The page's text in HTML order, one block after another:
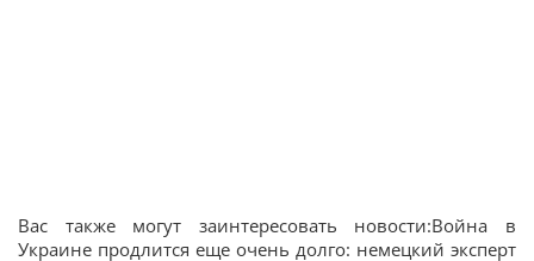
Вас также могут заинтересовать новости:Война в
Украине продлится еще очень долго: немецкий эксперт